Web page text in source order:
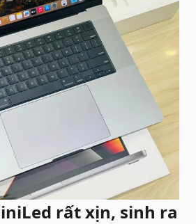
rất xịn, sinh ra